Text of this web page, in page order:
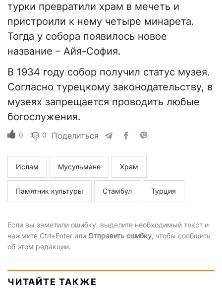
турки превратили храм в мечеть и
пристроили к нему четыре минарета.
Тогда у собора появилось новое
название – Айя-София.
В 1934 году собор получил статус музея.
Согласно турецкому законодательству, в
музеях запрещается проводить любые
богослужения.
0 0 Поделиться
Ислам Мусульмане Храм
Памятник культуры Стамбул Турция
Если вы заметили ошибку, выделите необходимый текст и
нажмите Ctrl+Enter или Отправить ошибку, чтобы сообщить
об этом редакции.
ЧИТАЙТЕ ТАКЖЕ